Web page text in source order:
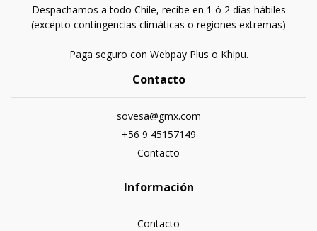
Despachamos a todo Chile, recibe en 1 ó 2 días hábiles
(excepto contingencias climáticas o regiones extremas)
Paga seguro con Webpay Plus o Khipu.
Contacto
sovesa@gmx.com
+56 9 45157149
Contacto
Información
Contacto